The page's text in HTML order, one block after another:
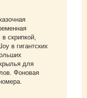
скрипкой,
в гигантских
для
Фоновая